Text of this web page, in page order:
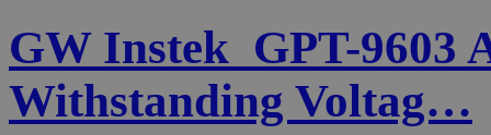
GW Instek_GPT-9603
Withstanding Voltag…